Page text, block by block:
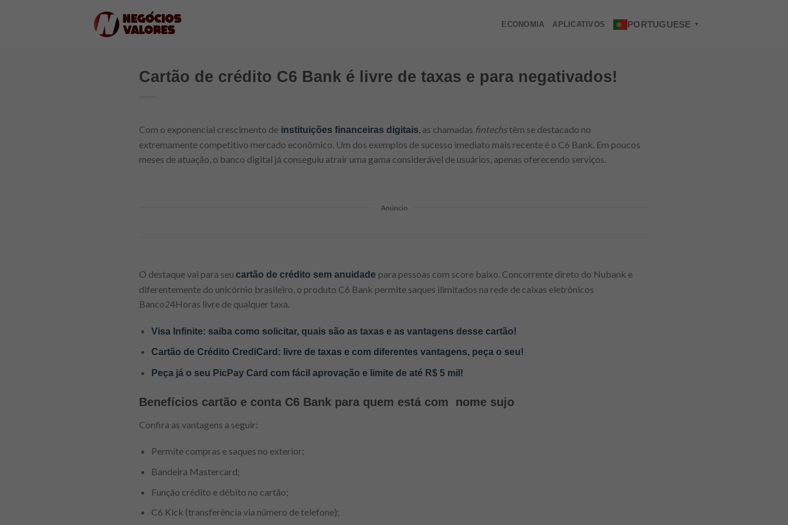
ECONOMIA APLICATIVOS PORTUGUESE ▼
Cartão de crédito C6 Bank é livre de taxas e para negativados!
Com o exponencial crescimento de instituições financeiras digitais, as chamadas fintechstêm se destacado no
extremamente competitivo mercado econômico. Um dos exemplos de sucesso imediato mais recente é o C6 Bank. Em poucos
meses de atuação, o banco digital já conseguiu atrair uma gama considerável de usuários, apenas oferecendo serviços.
Anúncio
O destaque vai para seu cartão de crédito sem anuidade para pessoas com score baixo. Concorrente direto do Nubank e
diferentemente do unicórnio brasileiro, o produto C6 Bank permite saques ilimitados na rede de caixas eletrônicos
Banco24Horas livre de qualquer taxa.
Visa Infinite: saiba como solicitar, quais são as taxas e as vantagens desse cartão!
Cartão de Crédito CrediCard: livre de taxas e com diferentes vantagens, peça o seu!
Peça já o seu PicPay Card com fácil aprovação e limite de até R$ 5 mil!
Benefícios cartão e conta C6 Bank para quem está com nome sujo
Confira as vantagens a seguir:
Permite compras e saques no exterior;
Bandeira Mastercard;
Função crédito e débito no cartão;
C6 Kick (transferência via número de telefone);